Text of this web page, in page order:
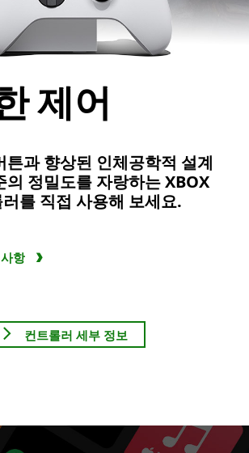
제어
튼과 향상된 인체공학적 설계
의 정밀도를 자랑하는 XBOX
를 직접 사용해 보세요.
항
컨트롤러 세부 정보